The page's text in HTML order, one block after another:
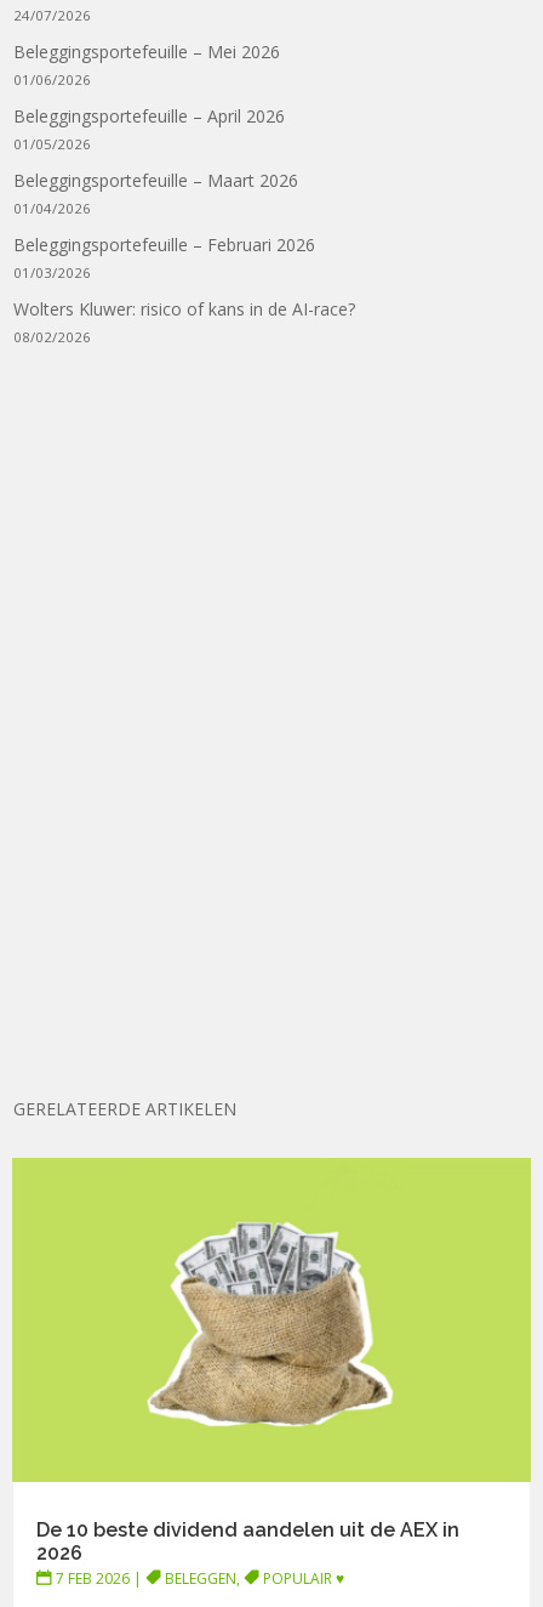
24/07/2026
Beleggingsportefeuille – Mei 2026
01/06/2026
Beleggingsportefeuille – April 2026
01/05/2026
Beleggingsportefeuille – Maart 2026
01/04/2026
Beleggingsportefeuille – Februari 2026
01/03/2026
Wolters Kluwer: risico of kans in de AI-race?
08/02/2026
GERELATEERDE ARTIKELEN
De 10 beste dividend aandelen uit de AEX in
2026
7 FEB 2026 | BELEGGEN, POPULAIR ♥